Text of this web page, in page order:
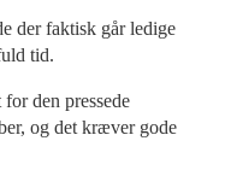
der faktisk går ledige
tid.
den pressede
og det kræver gode